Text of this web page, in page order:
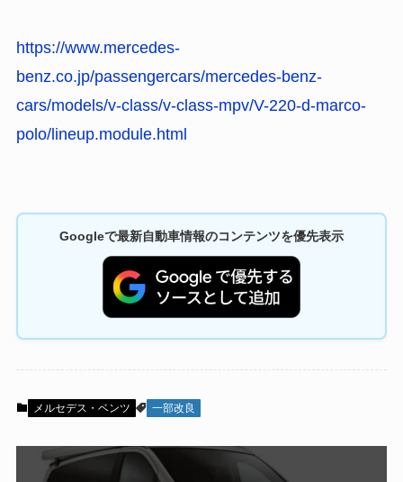
https://www.mercedes-
benz.co.jp/passengercars/mercedes-benz-
cars/models/v-class/v-class-mpv/V-220-d-marco-
polo/lineup.module.html
Googleで最新自動車情報のコンテンツを優先表示
メルセデス・ベンツ 一部改良